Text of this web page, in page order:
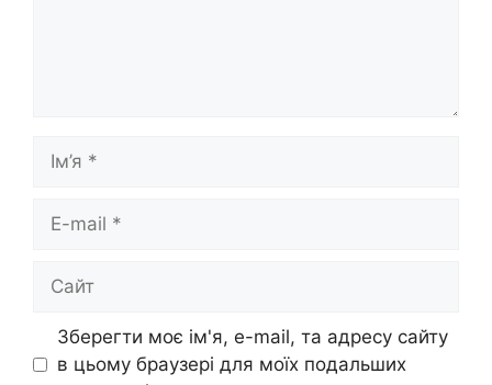
mail
Зберегти моє ім'я, e-mail, та адресу сайту
в цьому браузері для моїх подальших